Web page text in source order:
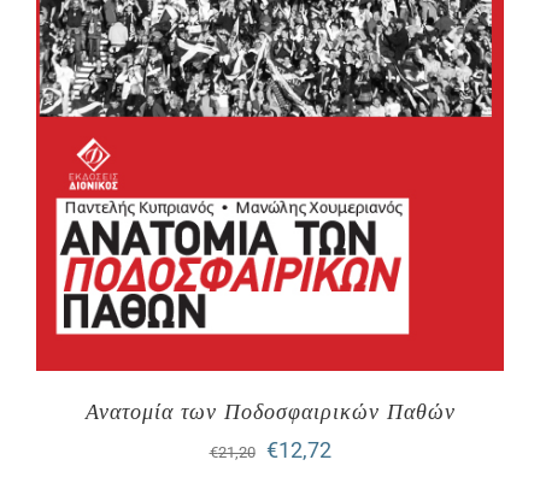
Ανατομία των Ποδοσφαιρικών Παθών
€21,20
Original
€12,72Η